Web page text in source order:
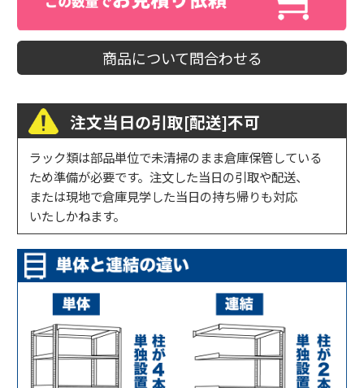
商品について問合わせる
注文当日の引取[配送]不可
ラック類は部品単位で未清掃のまま倉庫保管している
ため準備が必要です。注文した当日の引取や配送、
または現地で倉庫見学した当日の持ち帰りも対応
いたしかねます。